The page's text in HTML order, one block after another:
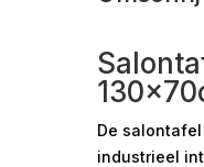
De
industrieel